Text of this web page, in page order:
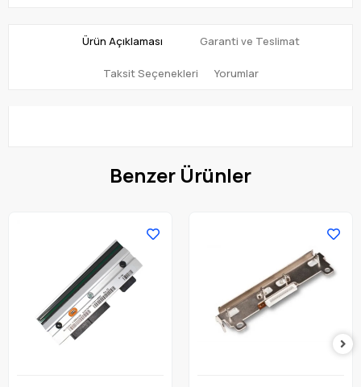
Ürün Açıklaması Garanti ve Teslimat
Taksit Seçenekleri Yorumlar
Benzer Ürünler